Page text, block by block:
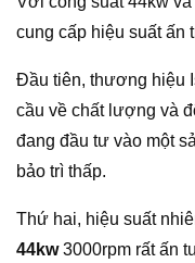
cung cấp hiệu suất ấn
Đầu tiên, thương hiệu
cầu về chất lượng và
đang đầu tư vào một
bảo trì thấp.
Thứ hai, hiệu suất
44kw3000rpm rất ấn